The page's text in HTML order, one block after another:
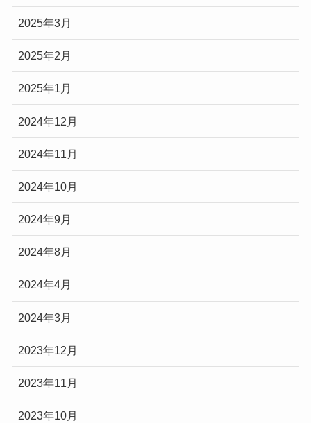
2025年3月
2025年2月
2025年1月
2024年12月
2024年11月
2024年10月
2024年9月
2024年8月
2024年4月
2024年3月
2023年12月
2023年11月
2023年10月